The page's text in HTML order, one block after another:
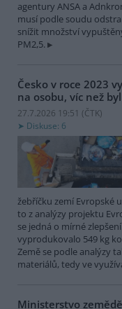
agentury ANSA a
musí podle soudu
snížit množství
PM2,5.
Česko v roce 2023
na osobu, víc než
27.7.2026 19:51 (ČTK)
Diskuse: 6
žebříčku zemí Evropské
to z analýzy projektu
se jedná o mírné
vyprodukovalo 549 kg
Země se podle analýzy
materiálů, tedy ve
Ministerstvo